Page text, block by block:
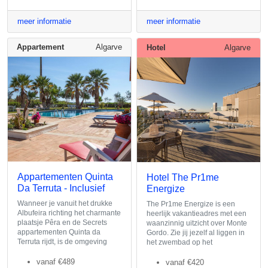
meer informatie meer informatie
Appartement Algarve
Appartementen Quinta
Da Terruta - Inclusief
Wanneer je vanuit het drukke
Albufeira richting het charmante
plaatsje Pêra en de Secrets
appartementen Quinta da
Terruta rijdt, is de omgeving
vanaf €489
Hotel Algarve
Hotel The Pr1me
Energize
The Pr1me Energize is een
heerlijk vakantieadres met een
waanzinnig uitzicht over Monte
Gordo. Zie jij jezelf al liggen in
het zwembad op het
vanaf €420